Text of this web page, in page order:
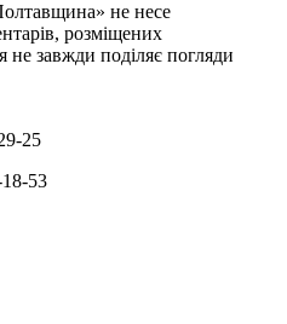
не несе
розміщених
не завжди поділяє погляди
25
53